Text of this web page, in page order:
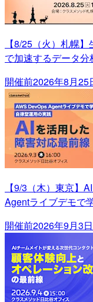
【8/25（火）札幌
で加速するデータ
開催前2026年8月25
【9/3（木）東京】
Agentライブデモで
開催前2026年9月3